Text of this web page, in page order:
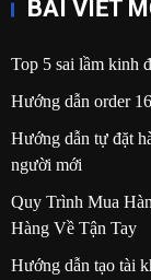
BÀI VIẾT
Top 5 sai lầm kinh
Hướng dẫn order
Hướng dẫn tự đặt
người mới
Quy Trình Mua
Hàng Về Tận Tay
Hướng dẫn tạo tài